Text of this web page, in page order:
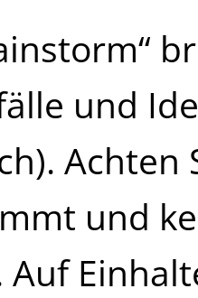
und
Achten
und